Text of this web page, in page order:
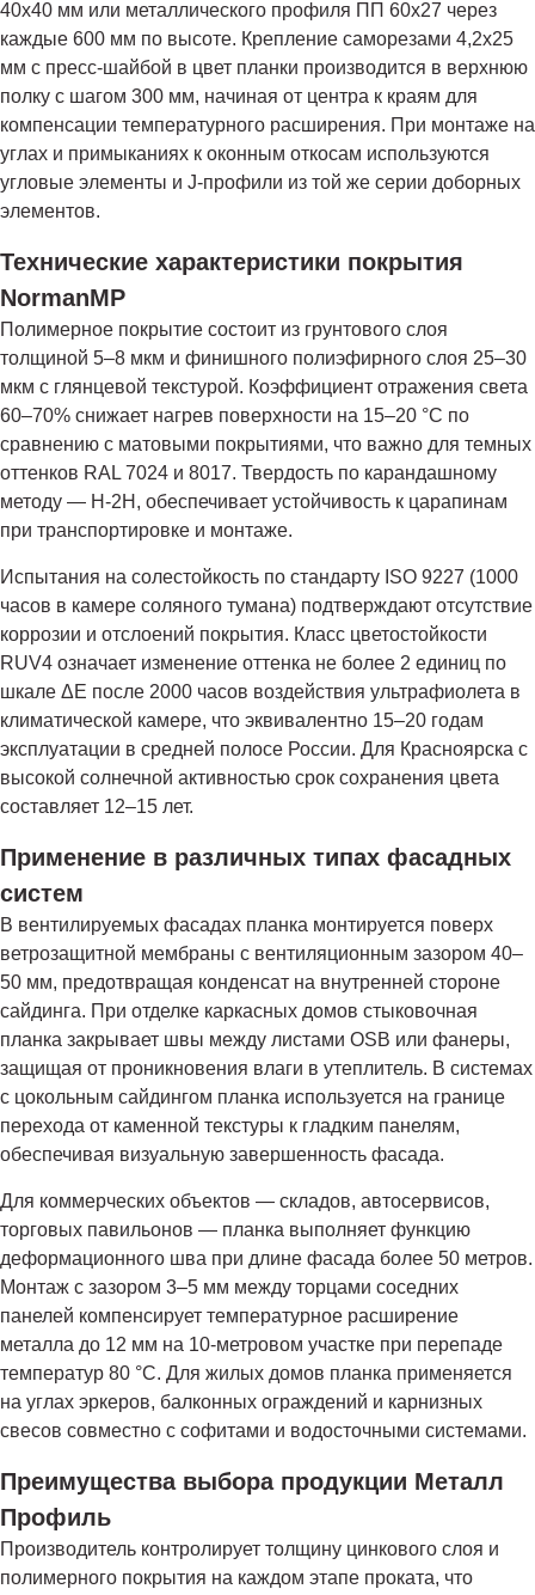
40х40 мм или металлического профиля ПП 60х27 через
каждые 600 мм по высоте. Крепление саморезами 4,2х25
мм с пресс-шайбой в цвет планки производится в верхнюю
полку с шагом 300 мм, начиная от центра к краям для
компенсации температурного расширения. При монтаже на
углах и примыканиях к оконным откосам используются
угловые элементы и J-профили из той же серии доборных
элементов.
Технические характеристики покрытия
NormanMP
Полимерное покрытие состоит из грунтового слоя
толщиной 5–8 мкм и финишного полиэфирного слоя 25–30
мкм с глянцевой текстурой. Коэффициент отражения света
60–70% снижает нагрев поверхности на 15–20 °C по
сравнению с матовыми покрытиями, что важно для темных
оттенков RAL 7024 и 8017. Твердость по карандашному
методу — H-2H, обеспечивает устойчивость к царапинам
при транспортировке и монтаже.
Испытания на солестойкость по стандарту ISO 9227 (1000
часов в камере соляного тумана) подтверждают отсутствие
коррозии и отслоений покрытия. Класс цветостойкости
RUV4 означает изменение оттенка не более 2 единиц по
шкале ΔE после 2000 часов воздействия ультрафиолета в
климатической камере, что эквивалентно 15–20 годам
эксплуатации в средней полосе России. Для Красноярска с
высокой солнечной активностью срок сохранения цвета
составляет 12–15 лет.
Применение в различных типах фасадных
систем
В вентилируемых фасадах планка монтируется поверх
ветрозащитной мембраны с вентиляционным зазором 40–
50 мм, предотвращая конденсат на внутренней стороне
сайдинга. При отделке каркасных домов стыковочная
планка закрывает швы между листами OSB или фанеры,
защищая от проникновения влаги в утеплитель. В системах
с цокольным сайдингом планка используется на границе
перехода от каменной текстуры к гладким панелям,
обеспечивая визуальную завершенность фасада.
Для коммерческих объектов — складов, автосервисов,
торговых павильонов — планка выполняет функцию
деформационного шва при длине фасада более 50 метров.
Монтаж с зазором 3–5 мм между торцами соседних
панелей компенсирует температурное расширение
металла до 12 мм на 10-метровом участке при перепаде
температур 80 °C. Для жилых домов планка применяется
на углах эркеров, балконных ограждений и карнизных
свесов совместно с софитами и водосточными системами.
Преимущества выбора продукции Металл
Профиль
Производитель контролирует толщину цинкового слоя и
полимерного покрытия на каждом этапе проката, что